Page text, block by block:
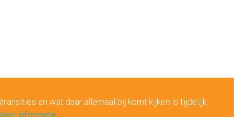
en wat daar allemaal bij komt kijken is tijdelijk
informatie